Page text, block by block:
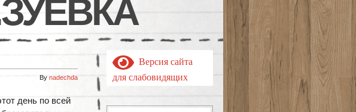
By nadechda
день по всей
Версия сайта
для слабовидящих